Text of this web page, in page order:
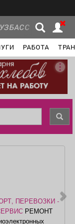
РАБОТА
Новости
ПЕРЕВОЗКИ -
РЕМОНТ